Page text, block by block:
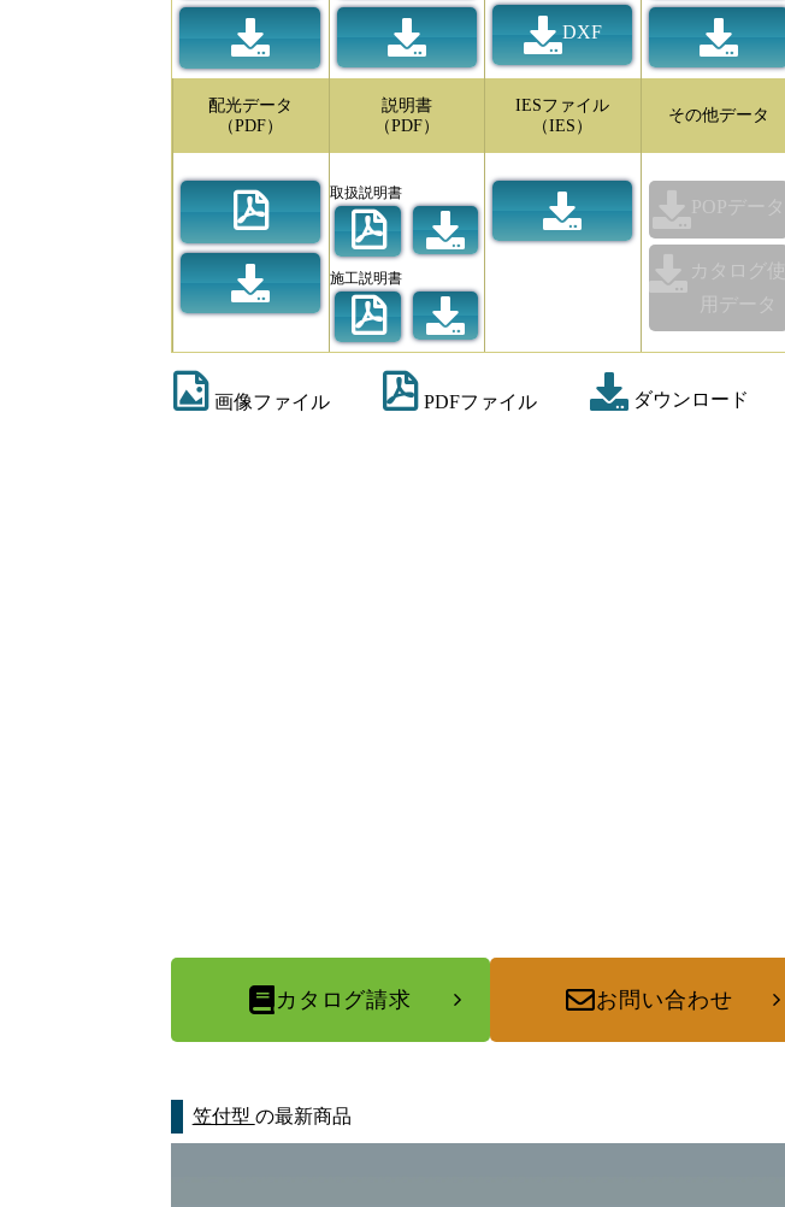
DXF
配光データ
（PDF）
説明書
（PDF）
取扱説明書
施工説明書
IESファイル
（IES）
その他データ
POPデータ
カタログ使
用データ
画像ファイル PDFファイル ダウンロード
カタログ請求 お問い合わせ
笠付型 の最新商品